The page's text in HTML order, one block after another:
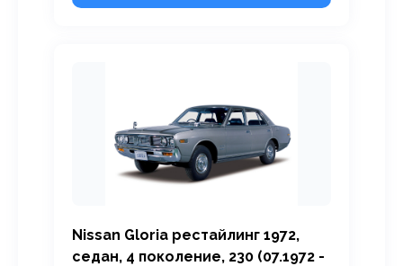
Nissan Gloria рестайлинг 1972,
седан, 4 поколение, 230 (07.1972 -